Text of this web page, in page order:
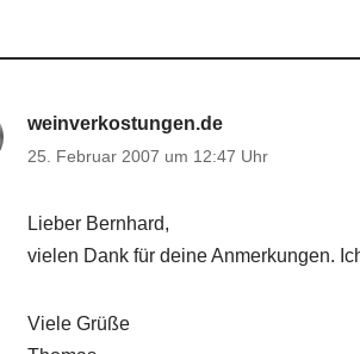
weinverkostungen.de
25. Februar 2007 um 12:47 Uhr
Lieber Bernhard,
vielen Dank für deine Anmerkungen.
Viele Grüße